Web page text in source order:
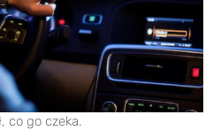
co go czeka.